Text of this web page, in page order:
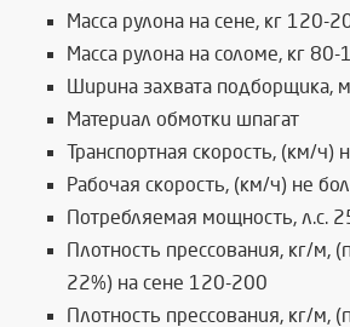
Масса рулона на сене, кг 120-
Масса рулона на соломе, кг 80-
Ширина захвата подборщика,
Материал обмотки шпагат
Транспортная скорость, (км/ч)
Рабочая скорость, (км/ч) не
Потребляемая мощность, л.с.
Плотность прессования, кг/м,
22%) на сене 120-200
Плотность прессования, кг/м,